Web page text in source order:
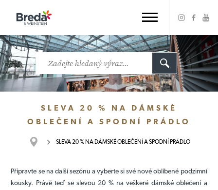
SLEVA 20 % NA DÁMSKÉ
OBLEČENÍ A SPODNÍ PRÁDLO
SLEVA 20 % NA DÁMSKÉ OBLEČENÍ A SPODNÍ PRÁDLO
Připravte se na další sezónu a vyberte si své nové oblíbené podzimní
kousky. Právě teď se slevou 20 % na veškeré dámské oblečení a